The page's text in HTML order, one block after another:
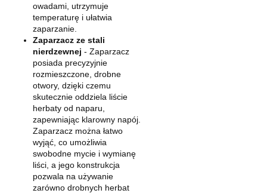
owadami, utrzymuje
temperaturę i ułatwia
zaparzanie.
Zaparzacz ze stali
nierdzewnej - Zaparzacz
posiada precyzyjnie
rozmieszczone, drobne
otwory, dzięki czemu
skutecznie oddziela liście
herbaty od naparu,
zapewniając klarowny napój.
Zaparzacz można łatwo
wyjąć, co umożliwia
swobodne mycie i wymianę
liści, a jego konstrukcja
pozwala na używanie
zarówno drobnych herbat